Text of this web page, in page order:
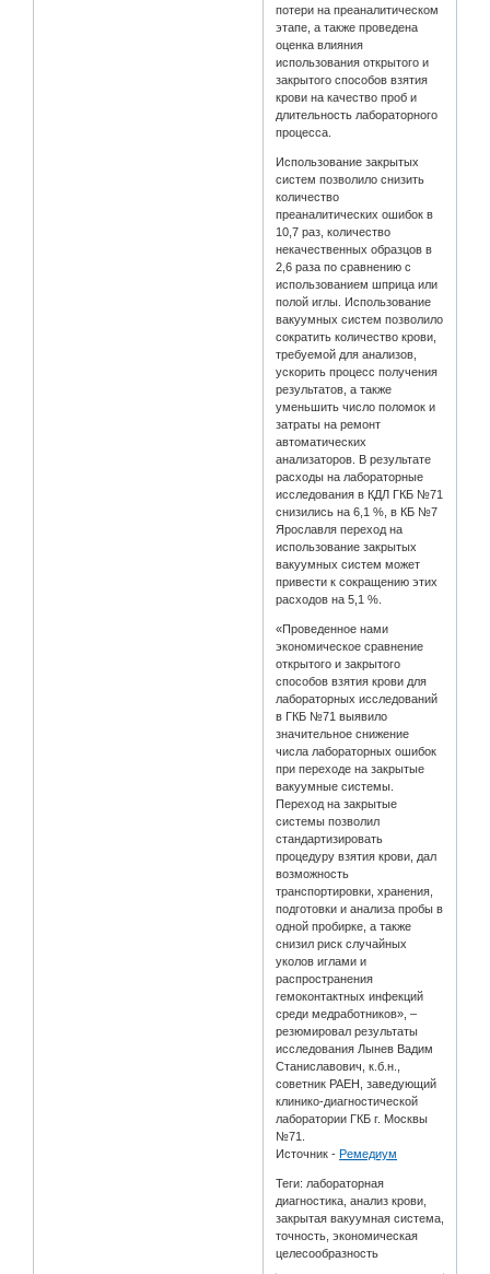
потери на преаналитическом
этапе, а также проведена
оценка влияния
использования открытого и
закрытого способов взятия
крови на качество проб и
длительность лабораторного
процесса.
Использование закрытых
систем позволило снизить
количество
преаналитических ошибок в
10,7 раз, количество
некачественных образцов в
2,6 раза по сравнению с
использованием шприца или
полой иглы. Использование
вакуумных систем позволило
сократить количество крови,
требуемой для анализов,
ускорить процесс получения
результатов, а также
уменьшить число поломок и
затраты на ремонт
автоматических
анализаторов. В результате
расходы на лабораторные
исследования в КДЛ ГКБ №71
снизились на 6,1 %, в КБ №7
Ярославля переход на
использование закрытых
вакуумных систем может
привести к сокращению этих
расходов на 5,1 %.
«Проведенное нами
экономическое сравнение
открытого и закрытого
способов взятия крови для
лабораторных исследований
в ГКБ №71 выявило
значительное снижение
числа лабораторных ошибок
при переходе на закрытые
вакуумные системы.
Переход на закрытые
системы позволил
стандартизировать
процедуру взятия крови, дал
возможность
транспортировки, хранения,
подготовки и анализа пробы в
одной пробирке, а также
снизил риск случайных
уколов иглами и
распространения
гемоконтактных инфекций
среди медработников», –
резюмировал результаты
исследования Лынев Вадим
Станиславович, к.б.н.,
советник РАЕН, заведующий
клинико-диагностической
лаборатории ГКБ г. Москвы
№71.
Источник -Ремедиум
Теги: лабораторная
диагностика, анализ крови,
закрытая вакуумная система,
точность, экономическая
целесообразность